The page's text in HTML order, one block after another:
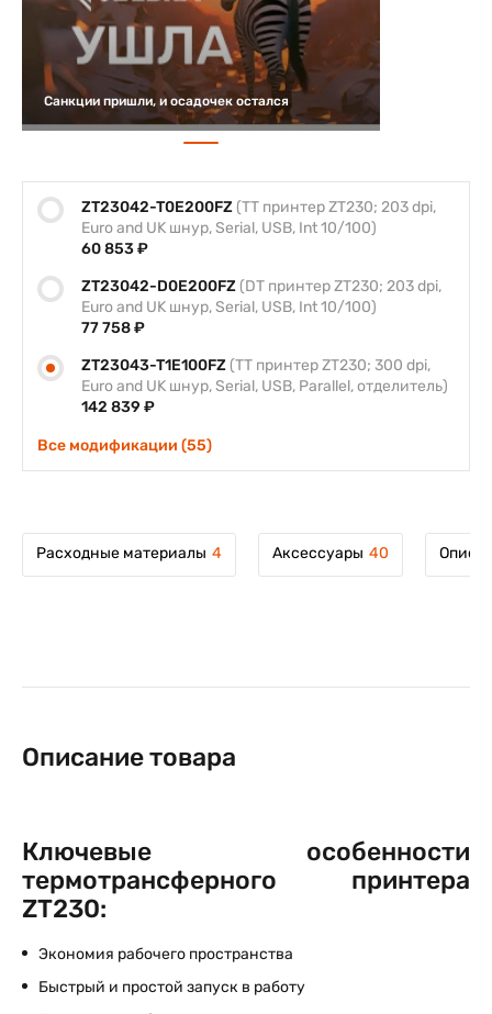
ZT23042-T0E200FZ (TT принтер ZT230; 203 dpi,
Euro and UK шнур, Serial, USB, Int 10/100)
60 853 ₽
ZT23042-D0E200FZ (DT принтер ZT230; 203 dpi,
Euro and UK шнур, Serial, USB, Int 10/100)
77 758 ₽
ZT23043-T1E100FZ (TT принтер ZT230; 300 dpi,
Euro and UK шнур, Serial, USB, Parallel, отделитель)
142 839 ₽
Все модификации (55)
Санкции пришли, и осадочек остался
Расходные материалы 4 Аксессуары 40
Описание товара
Ключевые особенности
термотрансферного принтера
ZT230:
Экономия рабочего пространства
Быстрый и простой запуск в работу